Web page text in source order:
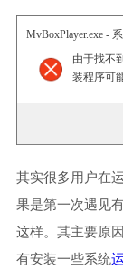
MvBoxPlayer.exe -
由于找不
装程序可
其实很多用户在
果是第一次遇见
这样。其主要原
有安装一些系统